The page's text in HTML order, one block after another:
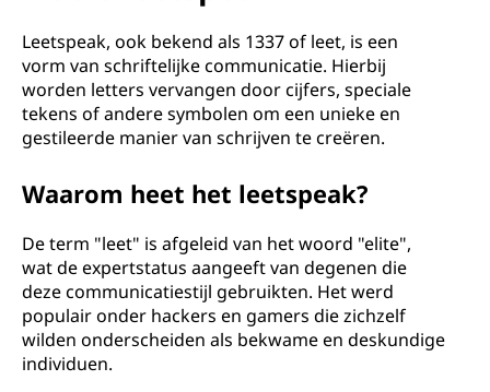
Leetspeak, ook bekend als 1337 of leet, is een
vorm van schriftelijke communicatie. Hierbij
worden letters vervangen door cijfers, speciale
tekens of andere symbolen om een unieke en
gestileerde manier van schrijven te creëren.
Waarom heet het leetspeak?
De term "leet" is afgeleid van het woord "elite",
wat de expertstatus aangeeft van degenen die
deze communicatiestijl gebruikten. Het werd
populair onder hackers en gamers die zichzelf
wilden onderscheiden als bekwame en deskundige
individuen.